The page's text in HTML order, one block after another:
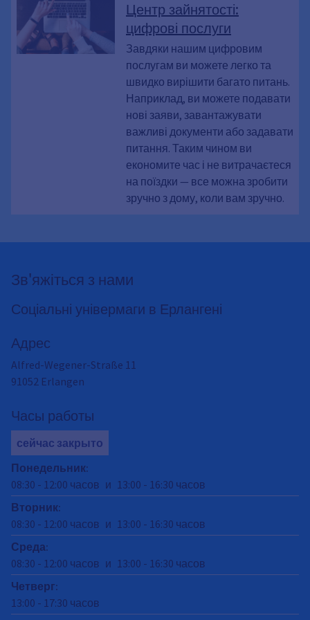
II, SGB 2, «Харц 4», «Харц IV», Нова
заявка, Заява про продовження
дозволу, WBA, Онлайн-заявки,
Форми, Онлайн, alg 2, Контактна
форма, Громадянський дохід,
Завантаження документів, Подати
документи, Завантажити документи,
Зв’язатися з нами, Надіслати
підтверджуючі документи,
Завантаження файлу, Подати
документи
Центр зайнятості:
цифрові послуги
Завдяки нашим цифровим
послугам ви можете легко та
швидко вирішити багато питань.
Наприклад, ви можете подавати
нові заяви, завантажувати
важливі документи або задавати
питання. Таким чином ви
економите час і не витрачаєтеся
на поїздки — все можна зробити
зручно з дому, коли вам зручно.
Зв'яжіться з нами
Соціальні універмаги в Ерлангені
Адрес
Alfred-Wegener-Straße 11
91052 Erlangen
Часы работы
сейчас закрыто
Понедельник:
08:30 - 12:00 часов и 13:00 - 16:30 часов
Вторник:
08:30 - 12:00 часов и 13:00 - 16:30 часов
Среда:
08:30 - 12:00 часов и 13:00 - 16:30 часов
Четверг:
13:00 - 17:30 часов